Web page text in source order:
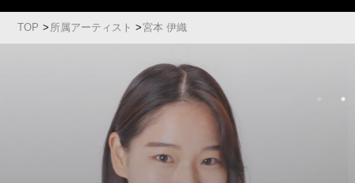
TOP 所属アーティスト 宮本 伊織